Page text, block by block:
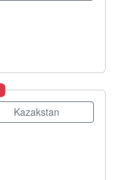
Kazakstan